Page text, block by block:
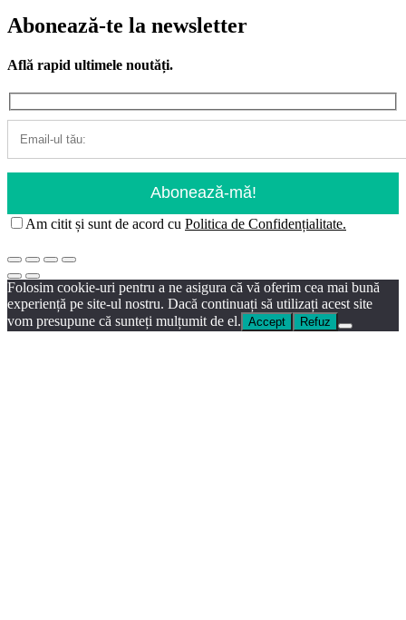
Abonează-te la newsletter
Află rapid ultimele noutăți.
Am citit și sunt de acord cu Politica de Confidențialitate.
Folosim cookie-uri pentru a ne asigura că vă oferim cea mai bună
experiență pe site-ul nostru. Dacă continuați să utilizați acest site
vom presupune că sunteți mulțumit de el. Accept Refuz